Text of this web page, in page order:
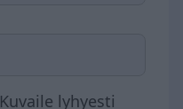
Kuvaile lyhyesti